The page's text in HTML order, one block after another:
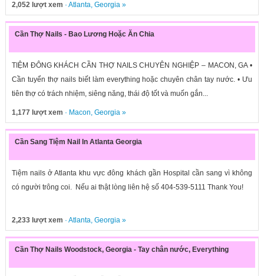
2,052 lượt xem · Atlanta, Georgia»
Cần Thợ Nails - Bao Lương Hoặc Ăn Chia
TIỆM ĐÔNG KHÁCH CẦN THỢ NAILS CHUYÊN NGHIỆP – MACON, GA •
Cần tuyển thợ nails biết làm everything hoặc chuyên chân tay nước. • Ưu
tiên thợ có trách nhiệm, siêng năng, thái độ tốt và muốn gắn...
1,177 lượt xem · Macon, Georgia»
Cần Sang Tiệm Nail In Atlanta Georgia
Tiệm nails ở Atlanta khu vực đông khách gần Hospital cần sang vì không
có người trông coi. Nếu ai thật lòng liên hệ số 404-539-5111 Thank You!
2,233 lượt xem · Atlanta, Georgia»
Cần Thợ Nails Woodstock, Georgia - Tay chân nước, Everything